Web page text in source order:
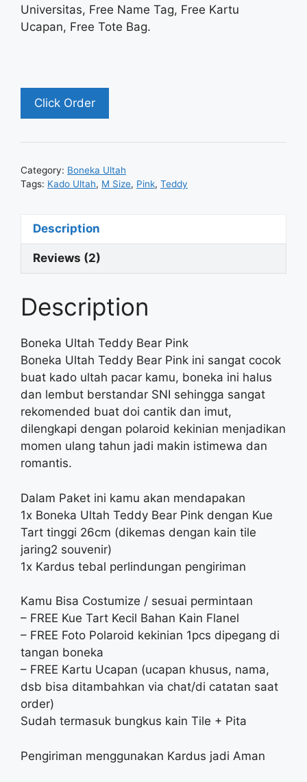
Universitas, Free Name Tag, Free Kartu
Ucapan, Free Tote Bag.
Click Order
Category: Boneka Ultah
Tags: Kado Ultah, M Size, Pink, Teddy
Description
Reviews (2)
Description
Boneka Ultah Teddy Bear Pink
Boneka Ultah Teddy Bear Pink ini sangat cocok
buat kado ultah pacar kamu, boneka ini halus
dan lembut berstandar SNI sehingga sangat
rekomended buat doi cantik dan imut,
dilengkapi dengan polaroid kekinian menjadikan
momen ulang tahun jadi makin istimewa dan
romantis.
Dalam Paket ini kamu akan mendapakan
1x Boneka Ultah Teddy Bear Pink dengan Kue
Tart tinggi 26cm (dikemas dengan kain tile
jaring2 souvenir)
1x Kardus tebal perlindungan pengiriman
Kamu Bisa Costumize / sesuai permintaan
– FREE Kue Tart Kecil Bahan Kain Flanel
– FREE Foto Polaroid kekinian 1pcs dipegang di
tangan boneka
– FREE Kartu Ucapan (ucapan khusus, nama,
dsb bisa ditambahkan via chat/di catatan saat
order)
Sudah termasuk bungkus kain Tile + Pita
Pengiriman menggunakan Kardus jadi Aman